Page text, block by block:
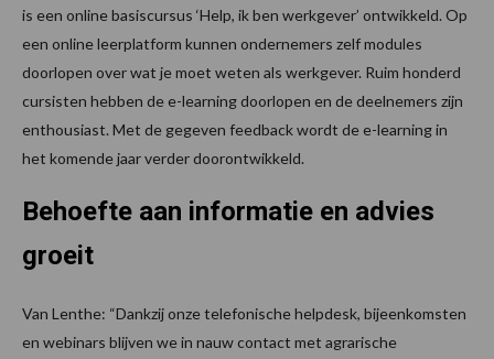
is een online basiscursus ‘Help, ik ben werkgever’ ontwikkeld. Op
een online leerplatform kunnen ondernemers zelf modules
doorlopen over wat je moet weten als werkgever. Ruim honderd
cursisten hebben de e-learning doorlopen en de deelnemers zijn
enthousiast. Met de gegeven feedback wordt de e-learning in
het komende jaar verder doorontwikkeld.
Behoefte aan informatie en advies
groeit
Van Lenthe: “Dankzij onze telefonische helpdesk, bijeenkomsten
en webinars blijven we in nauw contact met agrarische